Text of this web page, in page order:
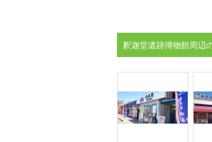
釈迦堂遺跡博物館周辺